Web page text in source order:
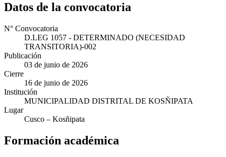
Datos de la convocatoria
N° Convocatoria
D.LEG 1057 - DETERMINADO (NECESIDAD
TRANSITORIA)-002
Publicación
03 de junio de 2026
Cierre
16 de junio de 2026
Institución
MUNICIPALIDAD DISTRITAL DE KOSÑIPATA
Lugar
Cusco – Kosñipata
Formación académica